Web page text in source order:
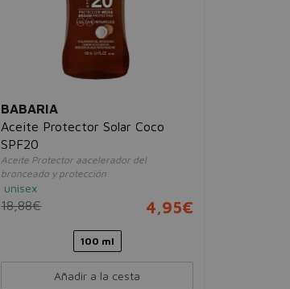
BABARIA
Aceite Protector Solar Coco
SPF20
Aceite Protector aacelerador del
bronceado y protección
unisex
18,88€ 4,95€
100 ml
Añadir a la cesta